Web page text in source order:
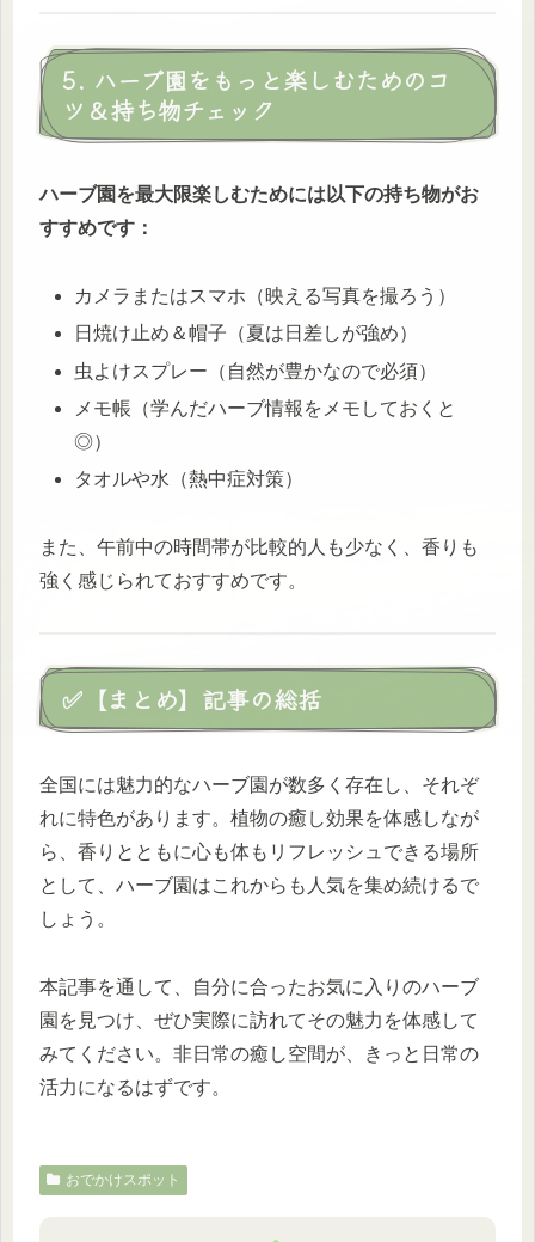
5. ハーブ園をもっと楽しむためのコ
ツ＆持ち物チェック
ハーブ園を最大限楽しむためには以下の持ち物がお
すすめです：
カメラまたはスマホ（映える写真を撮ろう）
日焼け止め＆帽子（夏は日差しが強め）
虫よけスプレー（自然が豊かなので必須）
メモ帳（学んだハーブ情報をメモしておくと
◎）
タオルや水（熱中症対策）
また、午前中の時間帯が比較的人も少なく、香りも
強く感じられておすすめです。
✅【まとめ】記事の総括
全国には魅力的なハーブ園が数多く存在し、それぞ
れに特色があります。植物の癒し効果を体感しなが
ら、香りとともに心も体もリフレッシュできる場所
として、ハーブ園はこれからも人気を集め続けるで
しょう。
本記事を通して、自分に合ったお気に入りのハーブ
園を見つけ、ぜひ実際に訪れてその魅力を体感して
みてください。非日常の癒し空間が、きっと日常の
活力になるはずです。
おでかけスポット